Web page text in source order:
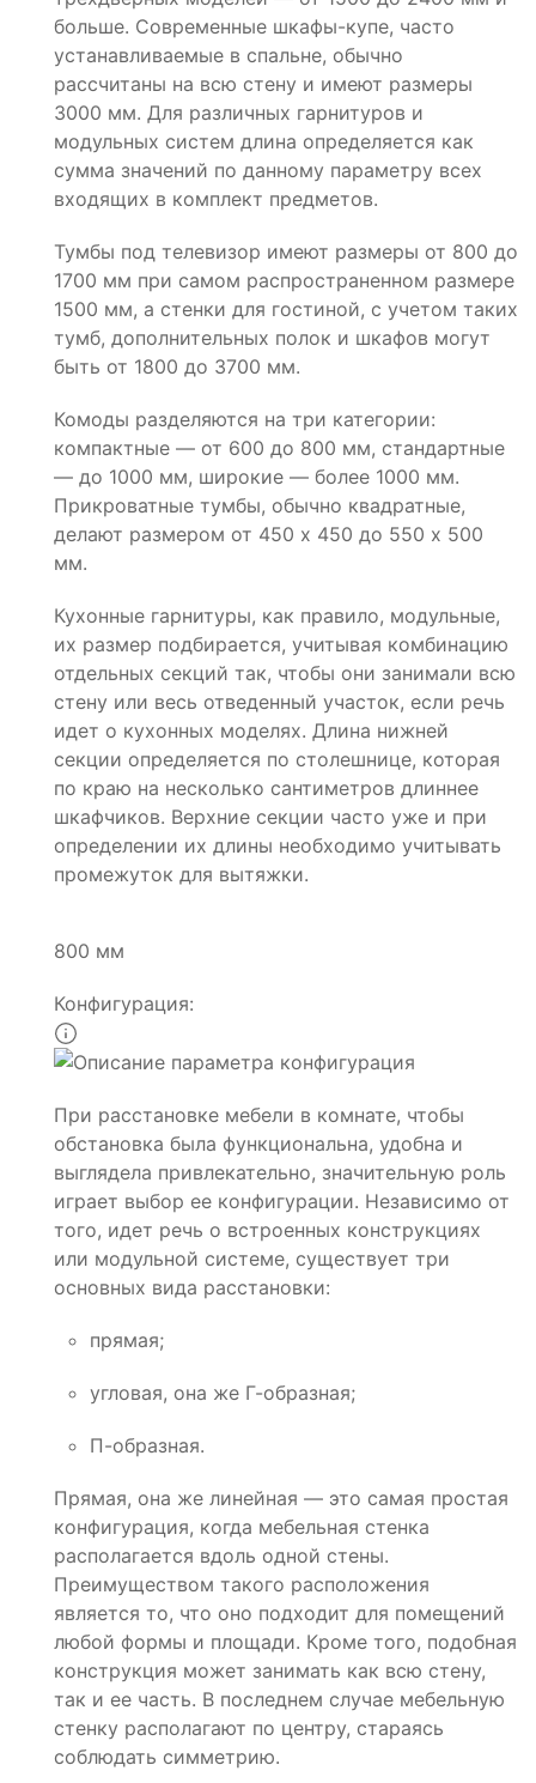
больше. Современные шкафы-купе, часто
устанавливаемые в спальне, обычно
рассчитаны на всю стену и имеют размеры
3000 мм. Для различных гарнитуров и
модульных систем длина определяется как
сумма значений по данному параметру всех
входящих в комплект предметов.
Тумбы под телевизор имеют размеры от 800 до
1700 мм при самом распространенном размере
1500 мм, а стенки для гостиной, с учетом таких
тумб, дополнительных полок и шкафов могут
быть от 1800 до 3700 мм.
Комоды разделяются на три категории:
компактные — от 600 до 800 мм, стандартные
— до 1000 мм, широкие — более 1000 мм.
Прикроватные тумбы, обычно квадратные,
делают размером от 450 х 450 до 550 х 500
мм.
Кухонные гарнитуры, как правило, модульные,
их размер подбирается, учитывая комбинацию
отдельных секций так, чтобы они занимали всю
стену или весь отведенный участок, если речь
идет о кухонных моделях. Длина нижней
секции определяется по столешнице, которая
по краю на несколько сантиметров длиннее
шкафчиков. Верхние секции часто уже и при
определении их длины необходимо учитывать
промежуток для вытяжки.
800 мм
Конфигурация:
При расстановке мебели в комнате, чтобы
обстановка была функциональна, удобна и
выглядела привлекательно, значительную роль
играет выбор ее конфигурации. Независимо от
того, идет речь о встроенных конструкциях
или модульной системе, существует три
основных вида расстановки:
прямая;
угловая, она же Г-образная;
П-образная.
Прямая, она же линейная — это самая простая
конфигурация, когда мебельная стенка
располагается вдоль одной стены.
Преимуществом такого расположения
является то, что оно подходит для помещений
любой формы и площади. Кроме того, подобная
конструкция может занимать как всю стену,
так и ее часть. В последнем случае мебельную
стенку располагают по центру, стараясь
соблюдать симметрию.